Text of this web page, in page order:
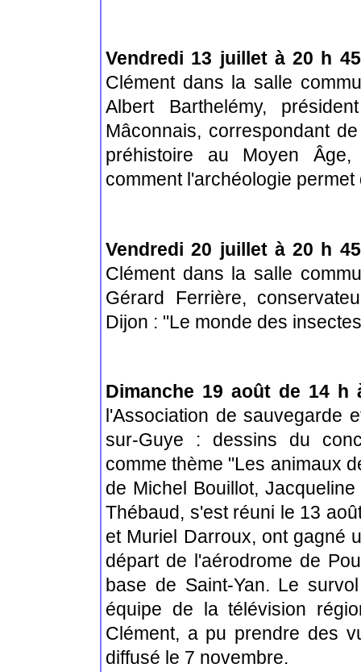
Vendredi 13 juillet à 20 h 45
Clément dans la salle
Albert Barthelémy,
Mâconnais, correspondant
préhistoire au Moyen
comment l'archéologie
Vendredi 20 juillet à 20 h 45
Clément dans la salle
Gérard Ferrière,
Dijon : "Le monde des
Dimanche 19 août de 14 h
l'Association de sauvegarde
sur-Guye : dessins du
comme thème "Les animaux
de Michel Bouillot,
Thébaud, s'est réuni le 13
et Muriel Darroux, ont gagné
départ de l'aérodrome de
base de Saint-Yan. Le
équipe de la télévision
Clément, a pu prendre des
diffusé le 7 novembre.